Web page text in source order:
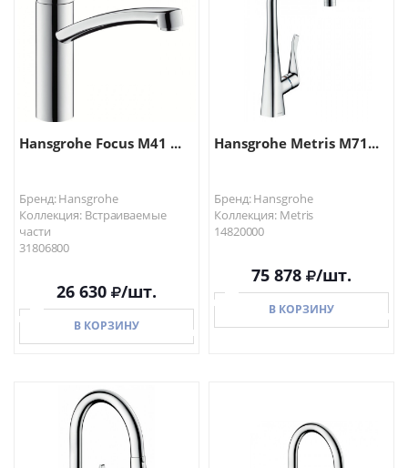
Hansgrohe Focus M41 ...
Бренд: Hansgrohe
Коллекция: Встраиваемые
части
31806800
26 630 /шт.
В КОРЗИНУ
В КОРЗИНУ
Hansgrohe Metris M71...
Бренд: Hansgrohe
Коллекция: Metris
14820000
75 878 /шт.
В КОРЗИНУ